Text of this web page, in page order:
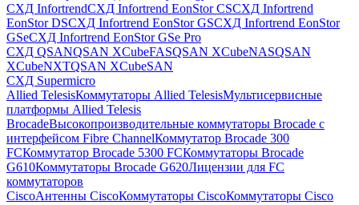
СХД InfortrendСХД Infortrend EonStor CSСХД Infortrend
EonStor DSСХД Infortrend EonStor GSСХД Infortrend EonStor
GSeСХД Infortrend EonStor GSe Pro
СХД QSANQSAN XCubeFASQSAN XCubeNASQSAN
XCubeNXTQSAN XCubeSAN
СХД Supermicro
Allied TelesisКоммутаторы Allied TelesisМультисервисные
платформы Allied Telesis
BrocadeВысокопроизводительные коммутаторы Brocade с
интерфейсом Fibre ChannelКоммутатор Brocade 300
FCКоммутатор Brocade 5300 FCКоммутаторы Brocade
G610Коммутаторы Brocade G620Лицензии для FC
коммутаторов
CiscoАнтенны CiscoКоммутаторы CiscoКоммутаторы Cisco